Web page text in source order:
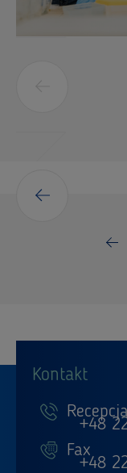
Kontakt
Recepcja
+48 22
Fax
+48 22